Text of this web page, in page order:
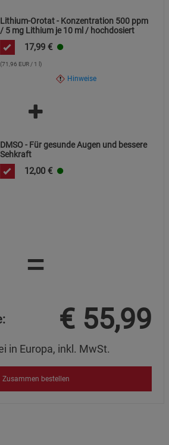
Lithium-Orotat - Konzentration 500 ppm
/ 5 mg Lithium je 10 ml / hochdosiert
17,99 €
(71,96 EUR / 1 l)
Hinweise
DMSO - Für gesunde Augen und bessere
Sehkraft
12,00 €
=
€ 55,99
in Europa, inkl. MwSt.
Zusammen bestellen